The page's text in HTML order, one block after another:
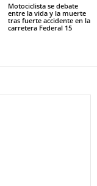
Motociclista se debate
entre la vida y la muerte
tras fuerte accidente en la
carretera Federal 15